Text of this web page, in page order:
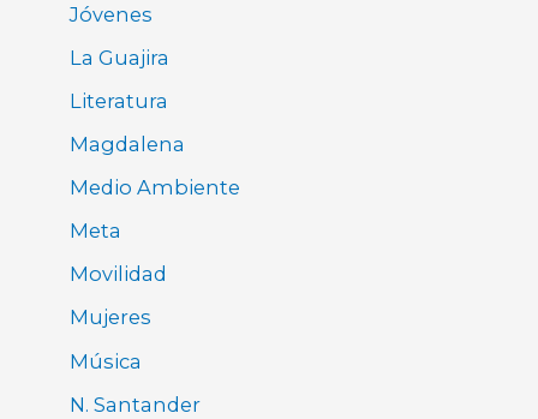
Jóvenes
La Guajira
Literatura
Magdalena
Medio Ambiente
Meta
Movilidad
Mujeres
Música
N. Santander